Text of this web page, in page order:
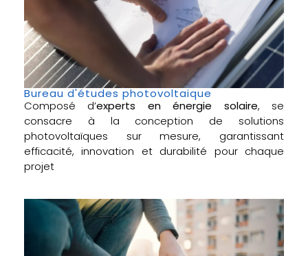
Bureau d'études photovoltaique
Composé d’experts en énergie solaire, se
consacre à la conception de solutions
photovoltaïques sur mesure, garantissant
efficacité, innovation et durabilité pour chaque
projet